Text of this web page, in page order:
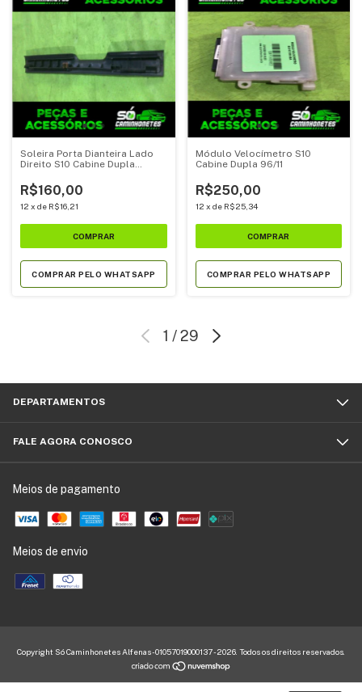
Soleira Porta Dianteira Lado
Direito S10 Cabine Dupla
R$160,00
12 x de R$16,21
COMPRAR PELO WHATSAPP
Módulo Velocímetro S10
Cabine Dupla 96/11
R$250,00
12 x de R$25,34
COMPRAR PELO WHATSAPP
1 /29
DEPARTAMENTOS
FALE AGORA CONOSCO
Meios de pagamento
Meios de envio
Copyright Só Caminhonetes Alfenas - 01057019000137 - 2026. Todos os direitos reservados.